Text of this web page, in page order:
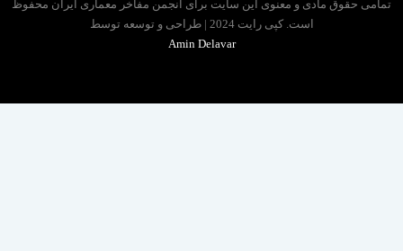
حقوق مادی و معنوی این سایت برای انجمن مفاخر معماری ایران محفوظ
است. کپی رایت 2024 | طراحی و توسعه توسط
Amin Delavar